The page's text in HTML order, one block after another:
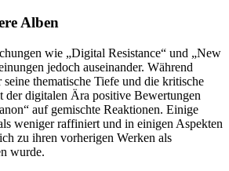
Alben
wie „Digital Resistance“ und „New
jedoch auseinander. Während
thematische Tiefe und die kritische
der digitalen Ära positive Bewertungen
auf gemischte Reaktionen. Einige
weniger raffiniert und in einigen Aspekten
zu ihren vorherigen Werken als
wurde.